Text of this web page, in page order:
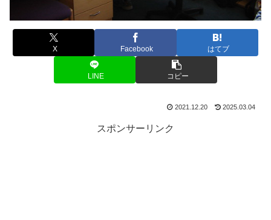
X Facebook はてブ
LINE コピー
2021.12.20 2025.03.04
スポンサーリンク